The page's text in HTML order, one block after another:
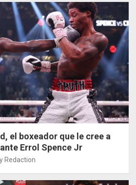
el boxeador que le cree a
Errol Spence Jr
Redaction